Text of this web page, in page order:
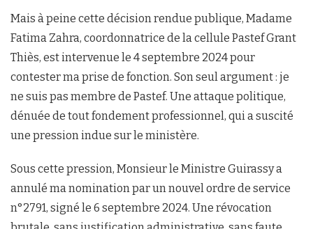
Mais à peine cette décision rendue publique, Madame
Fatima Zahra, coordonnatrice de la cellule Pastef Grant
Thiès, est intervenue le 4 septembre 2024 pour
contester ma prise de fonction. Son seul argument : je
ne suis pas membre de Pastef. Une attaque politique,
dénuée de tout fondement professionnel, qui a suscité
une pression indue sur le ministère.
Sous cette pression, Monsieur le Ministre Guirassy a
annulé ma nomination par un nouvel ordre de service
n°2791, signé le 6 septembre 2024. Une révocation